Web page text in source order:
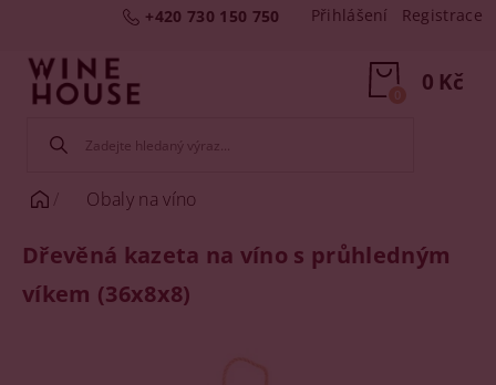
+420 730 150 750 Přihlášení Registrace
0 Kč
0
Obaly na víno
Dřevěná kazeta na víno s průhledným
víkem (36x8x8)